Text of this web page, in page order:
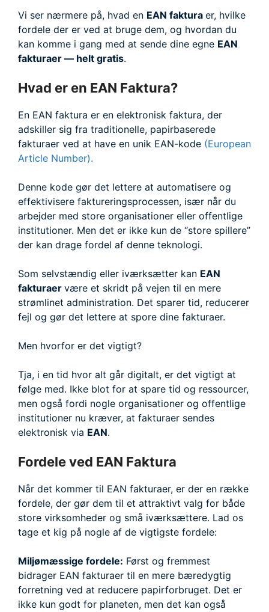
Vi ser nærmere på, hvad en EAN faktura er, hvilke
fordele der er ved at bruge dem, og hvordan du
kan komme i gang med at sende dine egne EAN
fakturaer — helt gratis.
Hvad er en EAN Faktura?
En EAN faktura er en elektronisk faktura, der
adskiller sig fra traditionelle, papirbaserede
fakturaer ved at have en unik EAN-kode (European
Article Number).
Denne kode gør det lettere at automatisere og
effektivisere faktureringsprocessen, især når du
arbejder med store organisationer eller offentlige
institutioner. Men det er ikke kun de “store spillere”
der kan drage fordel af denne teknologi.
Som selvstændig eller iværksætter kan EAN
fakturaer være et skridt på vejen til en mere
strømlinet administration. Det sparer tid, reducerer
fejl og gør det lettere at spore dine fakturaer.
Men hvorfor er det vigtigt?
Tja, i en tid hvor alt går digitalt, er det vigtigt at
følge med. Ikke blot for at spare tid og ressourcer,
men også fordi nogle organisationer og offentlige
institutioner nu kræver, at fakturaer sendes
elektronisk via EAN.
Fordele ved EAN Faktura
Når det kommer til EAN fakturaer, er der en række
fordele, der gør dem til et attraktivt valg for både
store virksomheder og små iværksættere. Lad os
tage et kig på nogle af de vigtigste fordele:
Miljømæssige fordele: Først og fremmest
bidrager EAN fakturaer til en mere bæredygtig
forretning ved at reducere papirforbruget. Det er
ikke kun godt for planeten, men det kan også